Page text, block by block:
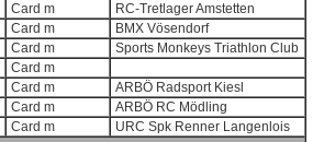
Card m
RC-Tretlager Amstetten
Card m
BMX Vösendorf
Card m
Sports Monkeys Triathlon Club
Card m
Card m
ARBÖ Radsport Kiesl
Card m
ARBÖ RC Mödling
Card m URC Spk Renner Langenlois